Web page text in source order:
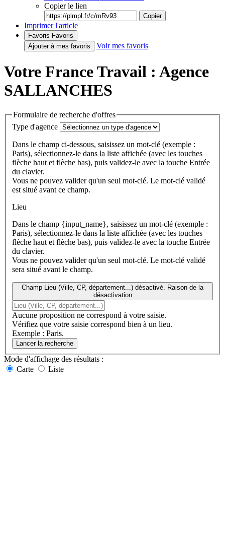
Copier le lien
Copier
Imprimer l'article
Favoris Favoris
Ajouter à mes favoris
Voir mes favoris
Votre France Travail : Agence
SALLANCHES
Formulaire de recherche d'offres
Type d'agence
Dans le champ ci-dessous, saisissez un mot-clé (exemple :
Paris), sélectionnez-le dans la liste affichée (avec les touches
flèche haut et flèche bas), puis validez-le avec la touche Entrée
du clavier.
Vous ne pouvez valider qu'un seul mot-clé. Le mot-clé validé
est situé avant ce champ.
Lieu
Dans le champ {input_name}, saisissez un mot-clé (exemple :
Paris), sélectionnez-le dans la liste affichée (avec les touches
flèche haut et flèche bas), puis validez-le avec la touche Entrée
du clavier.
Vous ne pouvez valider qu'un seul mot-clé. Le mot-clé validé
sera situé avant le champ.
Champ Lieu (Ville, CP, département...) désactivé. Raison de la
désactivation
Aucune proposition ne correspond à votre saisie.
Vérifiez que votre saisie correspond bien à un lieu.
Exemple : Paris.
Lancer la recherche
Mode d'affichage des résultats :
Carte
Liste